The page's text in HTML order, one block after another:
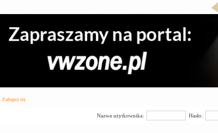
Zaloguj się
Nazwa użytkownika: Hasło: